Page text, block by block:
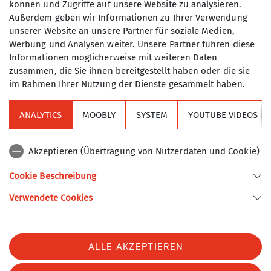
Ausbilder Tourenführer
Tourenreferent
Maximale Teilnehmeranzahl
6
Alpenverein
Sektion Turner-Alpenkränzchen des Deutschen Alpenvereins e.V.
Telefon +49894485357
können und Zugriffe auf unsere Website zu analysieren.
Außerdem geben wir Informationen zu Ihrer Verwendung
unserer Website an unsere Partner für soziale Medien,
Werbung und Analysen weiter. Unsere Partner führen diese
Informationen möglicherweise mit weiteren Daten
zusammen, die Sie ihnen bereitgestellt haben oder die sie
im Rahmen Ihrer Nutzung der Dienste gesammelt haben.
ANALYTICS MOOBLY SYSTEM YOUTUBE VIDEOS
Akzeptieren (Übertragung von Nutzerdaten und Cookie)
Cookie Beschreibung
Verwendete Cookies
ALLE AKZEPTIEREN